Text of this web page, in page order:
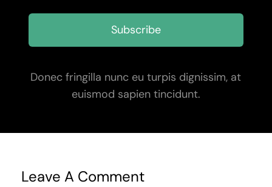
Subscribe
Donec fringilla nunc eu turpis dignissim, at
euismod sapien tincidunt.
Leave A Comment